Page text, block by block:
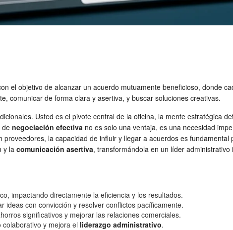
el objetivo de alcanzar un acuerdo mutuamente beneficioso, donde
comunicar de forma clara y asertiva, y buscar soluciones creativas.
Usted es el pivote central de la oficina, la mente estratégica
de negociación efectiva no es solo una ventaja, es una necesidad
la capacidad de influir y llegar a acuerdos es
y la comunicación asertiva, transformándola en un líder administrativo
impactando directamente la eficiencia y los resultados.
ideas con convicción y resolver conflictos pacíficamente.
significativos y mejorar las relaciones comerciales.
y mejora el liderazgo administrativo.